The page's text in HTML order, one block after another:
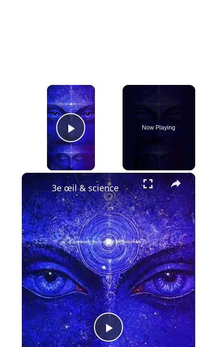
×
Play Video
Now Playing
×
P
3e œil & science